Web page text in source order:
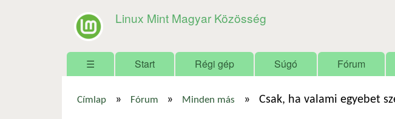
Linux Mint Magyar Közösség
Főmenü
☰ Start Régi gép Súgó Fórum
Címlap » Fórum » Minden más » Csak, ha valami egyebet